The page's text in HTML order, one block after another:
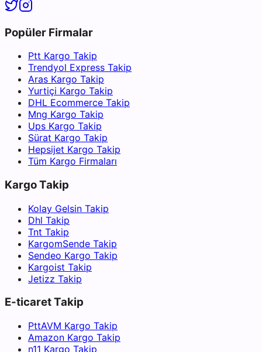
Popüler Firmalar
Ptt Kargo Takip
Trendyol Express Takip
Aras Kargo Takip
Yurtiçi Kargo Takip
DHL Ecommerce Takip
Mng Kargo Takip
Ups Kargo Takip
Sürat Kargo Takip
Hepsijet Kargo Takip
Tüm Kargo Firmaları
Kargo Takip
Kolay Gelsin Takip
Dhl Takip
Tnt Takip
KargomSende Takip
Sendeo Kargo Takip
Kargoist Takip
Jetizz Takip
E-ticaret Takip
PttAVM Kargo Takip
Amazon Kargo Takip
n11 Kargo Takip